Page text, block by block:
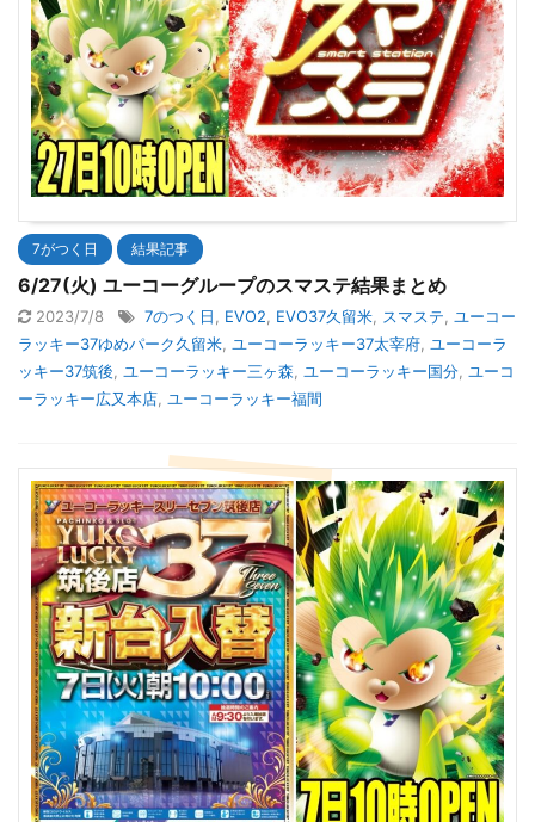
7がつく日 結果記事
6/27(火) ユーコーグループのスマステ結果まとめ
2023/7/8 7のつく日 EVO2 EVO37久留米 スマステ
ユーコー
ラッキー37ゆめパーク久留米 ユーコーラッキー37太宰府 ユーコーラ
ッキー37筑後
ユーコーラッキー三ヶ森 ユーコーラッキー国分 ユーコ
ーラッキー広又本店 ユーコーラッキー福間